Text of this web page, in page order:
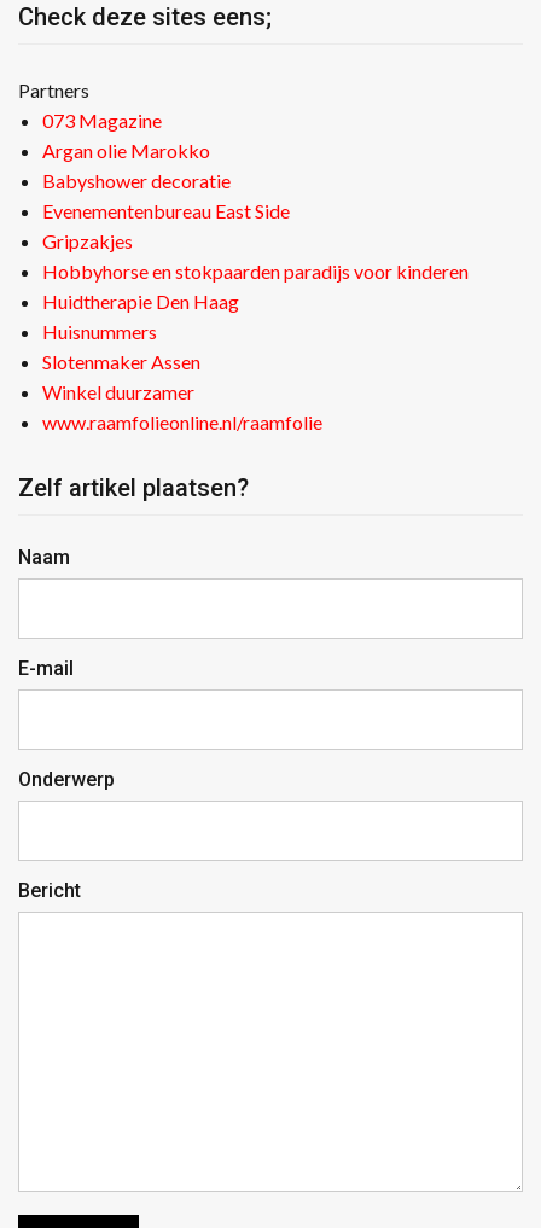
Check deze sites eens;
Partners
073 Magazine
Argan olie Marokko
Babyshower decoratie
Evenementenbureau East Side
Gripzakjes
Hobbyhorse en stokpaarden paradijs voor kinderen
Huidtherapie Den Haag
Huisnummers
Slotenmaker Assen
Winkel duurzamer
www.raamfolieonline.nl/raamfolie
Zelf artikel plaatsen?
Naam
E-mail
Onderwerp
Bericht